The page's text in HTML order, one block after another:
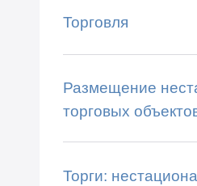
Торговля
Размещение
торговых
Торги: